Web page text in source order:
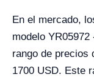
En el mercado,
modelo
rango de precios
1700 USD. Este